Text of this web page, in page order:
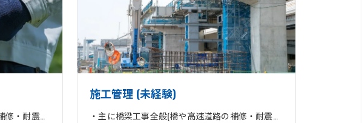
・主に橋梁工事全般(橋や高速道路の補修・耐震補強工事) ・収集運搬業 ・住宅リフォーム、外壁塗装、外構工事一式
施工管理 (未経験)